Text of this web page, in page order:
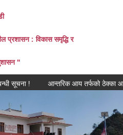
प्रशासन : विकास समृद्धि र
"
! आन्तरिक आय तर्फको ठेक्का आह्वान